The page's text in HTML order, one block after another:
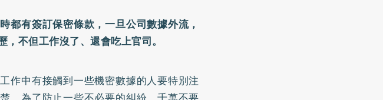
都有簽訂保密條款，一旦公司數據外流，
不但工作沒了、還會吃上官司。
作中有接觸到一些機密數據的人要特別注